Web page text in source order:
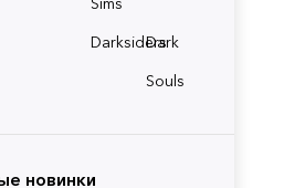
Darksiders
Dark
Souls
новинки